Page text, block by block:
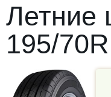
Летние
195/